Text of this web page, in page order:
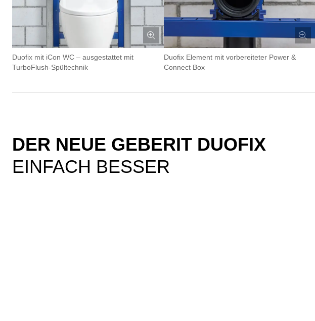
Duofix mit iCon WC – ausgestattet mit
TurboFlush-Spültechnik
Duofix Element mit vorbereiteter Power &
Connect Box
DER NEUE GEBERIT DUOFIX
EINFACH BESSER